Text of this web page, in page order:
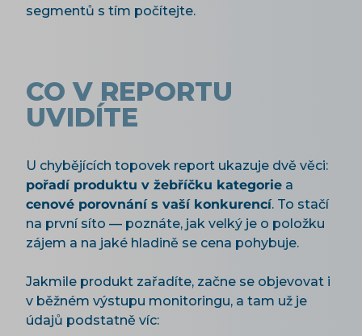
segmentů s tím počítejte.
CO V REPORTU
UVIDÍTE
U chybějících topovek report ukazuje dvě věci:
pořadí produktu v žebříčku kategorie a
cenové porovnání s vaší konkurencí. To stačí
na první síto — poznáte, jak velký je o položku
zájem a na jaké hladině se cena pohybuje.
Jakmile produkt zařadíte, začne se objevovat i
v běžném výstupu monitoringu, a tam už je
údajů podstatně víc: